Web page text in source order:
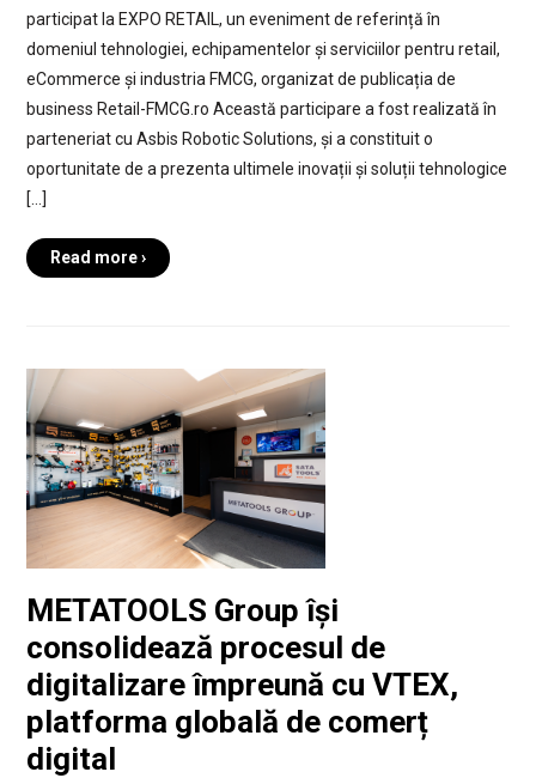
participat la EXPO RETAIL, un eveniment de referință în
domeniul tehnologiei, echipamentelor și serviciilor pentru retail,
eCommerce și industria FMCG, organizat de publicația de
business Retail-FMCG.ro Această participare a fost realizată în
parteneriat cu Asbis Robotic Solutions, și a constituit o
oportunitate de a prezenta ultimele inovații și soluții tehnologice
[…]
Read more ›
METATOOLS Group își
consolidează procesul de
digitalizare împreună cu VTEX,
platforma globală de comerț
digital